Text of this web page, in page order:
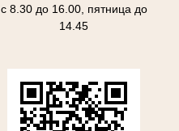
с 8.30 до 16.00, пятница до
14.45